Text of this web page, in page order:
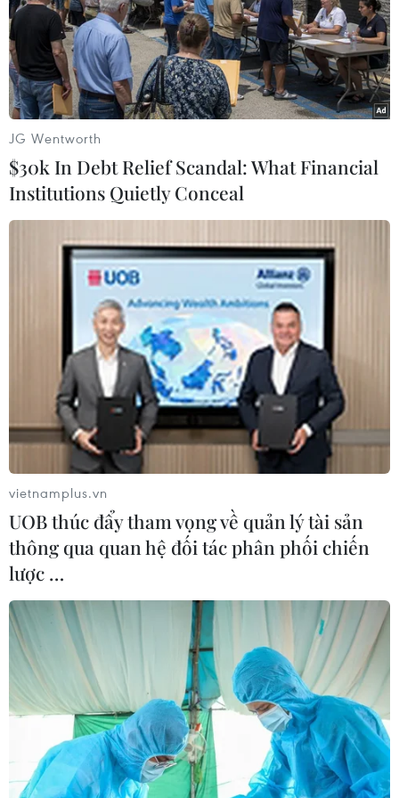
Hoa Kỳ gia hạn điều tra chống lẩn tránh
thuế với gỗ dán từ Việt Nam
09/08/2022 11:03
DOC gia hạn thời gian ban hành kết luận cuối cùng
trong vụ điều tra lẩn tránh biện pháp phòng vệ thương
mại với gỗ dán sử dụng nguyên liệu gỗ cứng nhập
khẩu từ Việt Nam đến ngày 17 tháng 10 năm 2022.
Tăng khả năng phòng vệ cho doanh
nghiệp ngành thép
14/08/2022 23:09
JG Wentworth
$30k In Debt Relief Scandal: What Financial
Institutions Quietly Conceal
vietnamplus.vn
UOB thúc đẩy tham vọng về quản lý tài sản
thông qua quan hệ đối tác phân phối chiến
lược …